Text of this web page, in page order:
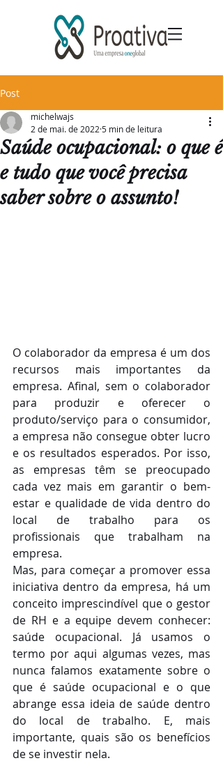
Post
Saúde ocupacional: o que é
e tudo que você precisa
saber sobre o assunto!
michelwajs
2 de mai. de 2022 5 min de leitura
O colaborador da empresa é um dos
recursos mais importantes da
empresa. Afinal, sem o colaborador
para produzir e oferecer o
produto/serviço para o consumidor,
a empresa não consegue obter lucro
e os resultados esperados. Por isso,
as empresas têm se preocupado
cada vez mais em garantir o bem-
estar e qualidade de vida dentro do
local de trabalho para os
profissionais que trabalham na
empresa.
Mas, para começar a promover essa
iniciativa dentro da empresa, há um
conceito imprescindível que o gestor
de RH e a equipe devem conhecer:
saúde ocupacional. Já usamos o
termo por aqui algumas vezes, mas
nunca falamos exatamente sobre o
que é saúde ocupacional e o que
abrange essa ideia de saúde dentro
do local de trabalho. E, mais
importante, quais são os benefícios
de se investir nela.